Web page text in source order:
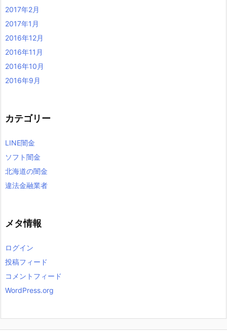
2017年2月
2017年1月
2016年12月
2016年11月
2016年10月
2016年9月
カテゴリー
LINE闇金
ソフト闇金
北海道の闇金
違法金融業者
メタ情報
ログイン
投稿フィード
コメントフィード
WordPress.org